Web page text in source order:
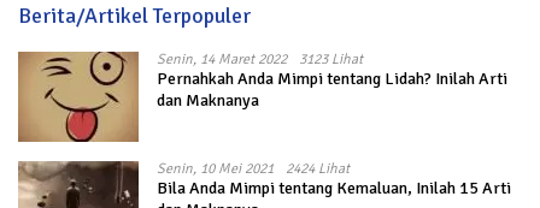
Berita/Artikel Terpopuler
Senin, 14 Maret 2022 3123 Lihat
Pernahkah Anda Mimpi tentang Lidah? Inilah Arti
dan Maknanya
Senin, 10 Mei 2021 2424 Lihat
Bila Anda Mimpi tentang Kemaluan, Inilah 15 Arti